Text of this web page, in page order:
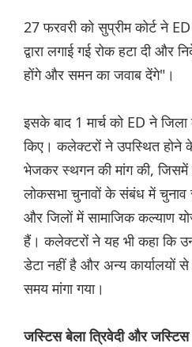
27 फरवरी को सुप्रीम कोर्ट ने
द्वारा लगाई गई रोक हटा दी और
होंगे और समन का जवाब देंगे"।
इसके बाद 1 मार्च को ED ने
किए। कलेक्टरों ने उपस्थित होने
भेजकर स्थगन की मांग की, जिसमें
लोकसभा चुनावों के संबंध में चुनाव
और जिलों में सामाजिक कल्याण
हैं। कलेक्टरों ने यह भी कहा कि
डेटा नहीं है और अन्य कार्यालयों
समय मांगा गया।
जस्टिस बेला त्रिवेदी और